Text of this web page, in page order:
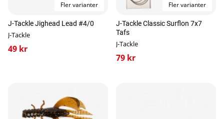
Fler varianter
J-Tackle Jighead Lead #4/0
J-Tackle
49 kr
Fler varianter
J-Tackle Classic Surflon 7x7
Tafs
J-Tackle
79 kr